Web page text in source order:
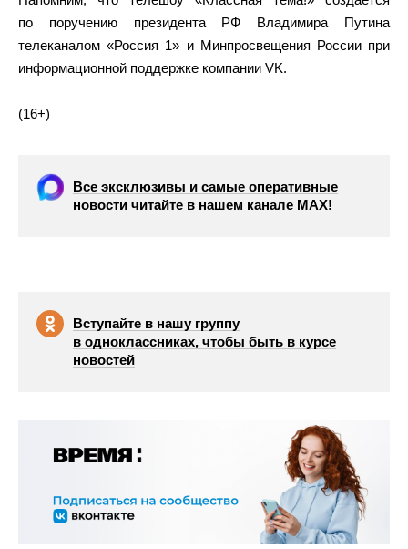
по поручению президента РФ Владимира Путина
телеканалом «Россия 1» и Минпросвещения России при
информационной поддержке компании VK.
(16+)
Все эксклюзивы и самые оперативные
новости читайте в нашем канале МАХ!
Вступайте в нашу группу
в одноклассниках, чтобы быть в курсе
новостей